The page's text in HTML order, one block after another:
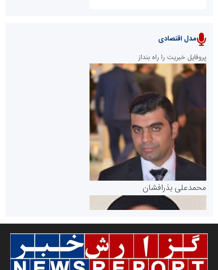
پایگاه خبری نهضت ملی مسکن
پایگاه خبری گفتمان یزد
سازمان بورس و اوراق بهادار
مرجع اخبار موثق در بازارسرمایه
سازمان صنعت،معدن و تجارت
مدل اقتصادی
پروفایل خبریت را راه بنداز
محمدعلی بذرافشان